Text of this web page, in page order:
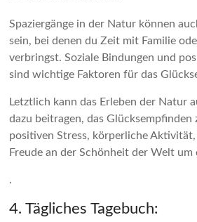
Spaziergänge in der Natur können
sein, bei denen du Zeit mit Familie
verbringst. Soziale Bindungen und
sind wichtige Faktoren für das
Letztlich kann das Erleben der Natur
dazu beitragen, das Glücksempfinden
positiven Stress, körperliche
Freude an der Schönheit der Welt
.
4. Tägliches Tagebuch: